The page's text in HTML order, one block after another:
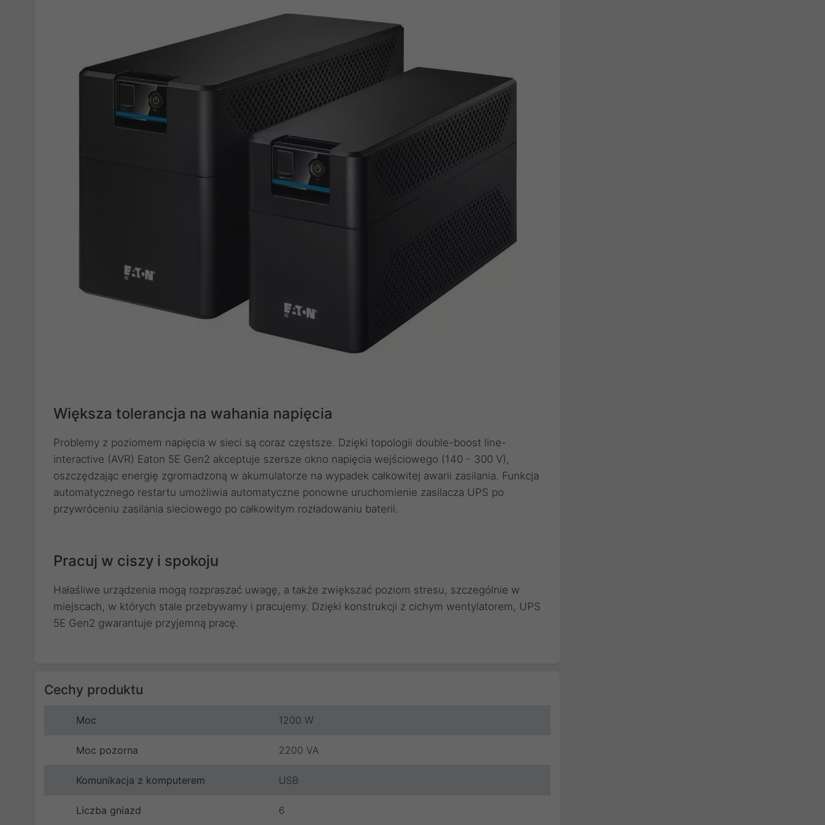
Większa tolerancja na wahania napięcia
Problemy z poziomem napięcia w sieci są coraz częstsze. Dzięki topologii double-boost line-
interactive (AVR) Eaton 5E Gen2 akceptuje szersze okno napięcia wejściowego (140 - 300 V),
oszczędzając energię zgromadzoną w akumulatorze na wypadek całkowitej awarii zasilania. Funkcja
automatycznego restartu umożliwia automatyczne ponowne uruchomienie zasilacza UPS po
przywróceniu zasilania sieciowego po całkowitym rozładowaniu baterii.
Pracuj w ciszy i spokoju
Hałaśliwe urządzenia mogą rozpraszać uwagę, a także zwiększać poziom stresu, szczególnie w
miejscach, w których stale przebywamy i pracujemy. Dzięki konstrukcji z cichym wentylatorem, UPS
5E Gen2 gwarantuje przyjemną pracę.
Cechy produktu
Moc 1200 W
Moc pozorna 2200 VA
Komunikacja z komputerem USB
Liczba gniazd 6